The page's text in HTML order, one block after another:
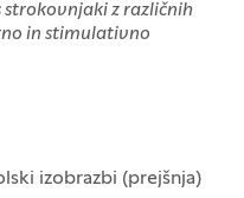
strokovnjaki z različnih
in stimulativno
izobrazbi (prejšnja)